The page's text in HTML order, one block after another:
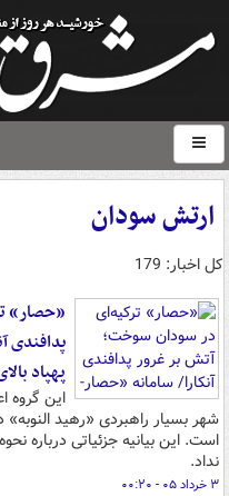
ارتش سودان
کل اخبار: 179
«حصار»
پدافندی
پهپاد
این گروه
شهر بسیار راهبردی «رهید
است. این بیانیه جزئیاتی درباره
نداد.
۳ خرداد ۰۵ - ۰۰:۲۰